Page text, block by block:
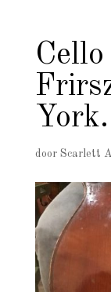
York.
door Scarlett